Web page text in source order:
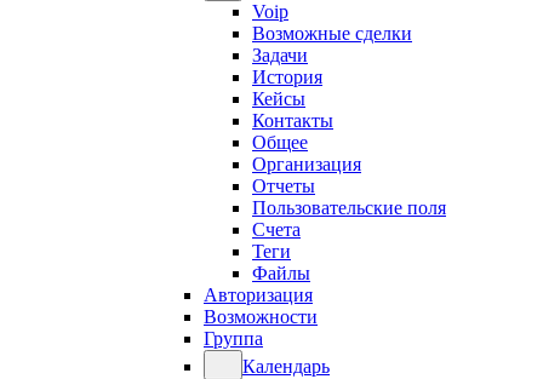
Voip
Возможные сделки
Задачи
История
Кейсы
Контакты
Общее
Организация
Отчеты
Пользовательские поля
Счета
Теги
Файлы
Авторизация
Возможности
Группа
Календарь